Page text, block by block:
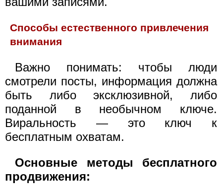
Способы естественного привлечения
внимания
Важно понимать: чтобы люди
смотрели посты, информация должна
быть либо эксклюзивной, либо
поданной в необычном ключе.
Виральность — это ключ к
бесплатным охватам.
Основные методы бесплатного
продвижения: